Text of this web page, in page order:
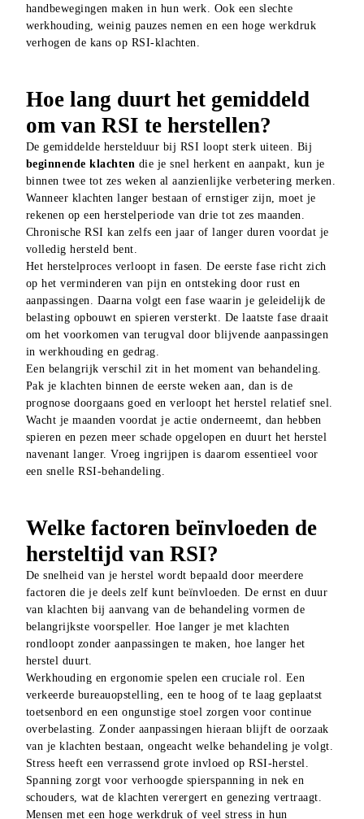
handbewegingen maken in hun werk. Ook een slechte
werkhouding, weinig pauzes nemen en een hoge werkdruk
verhogen de kans op RSI-klachten.
Hoe lang duurt het gemiddeld
om van RSI te herstellen?
beginnende klachten die je snel herkent en aanpakt, kun je
binnen twee tot zes weken al aanzienlijke verbetering merken.
Wanneer klachten langer bestaan of ernstiger zijn, moet je
rekenen op een herstelperiode van drie tot zes maanden.
Chronische RSI kan zelfs een jaar of langer duren voordat je
volledig hersteld bent.
Het herstelproces verloopt in fasen. De eerste fase richt zich
op het verminderen van pijn en ontsteking door rust en
aanpassingen. Daarna volgt een fase waarin je geleidelijk de
belasting opbouwt en spieren versterkt. De laatste fase draait
om het voorkomen van terugval door blijvende aanpassingen
in werkhouding en gedrag.
Een belangrijk verschil zit in het moment van behandeling.
Pak je klachten binnen de eerste weken aan, dan is de
prognose doorgaans goed en verloopt het herstel relatief snel.
Wacht je maanden voordat je actie onderneemt, dan hebben
spieren en pezen meer schade opgelopen en duurt het herstel
navenant langer. Vroeg ingrijpen is daarom essentieel voor
een snelle RSI-behandeling.
Welke factoren beïnvloeden de
hersteltijd van RSI?
De snelheid van je herstel wordt bepaald door meerdere
factoren die je deels zelf kunt beïnvloeden. De ernst en duur
van klachten bij aanvang van de behandeling vormen de
belangrijkste voorspeller. Hoe langer je met klachten
rondloopt zonder aanpassingen te maken, hoe langer het
herstel duurt.
Werkhouding en ergonomie spelen een cruciale rol. Een
verkeerde bureauopstelling, een te hoog of te laag geplaatst
toetsenbord en een ongunstige stoel zorgen voor continue
overbelasting. Zonder aanpassingen hieraan blijft de oorzaak
van je klachten bestaan, ongeacht welke behandeling je volgt.
Stress heeft een verrassend grote invloed op RSI-herstel.
Spanning zorgt voor verhoogde spierspanning in nek en
schouders, wat de klachten verergert en genezing vertraagt.
Mensen met een hoge werkdruk of veel stress in hun